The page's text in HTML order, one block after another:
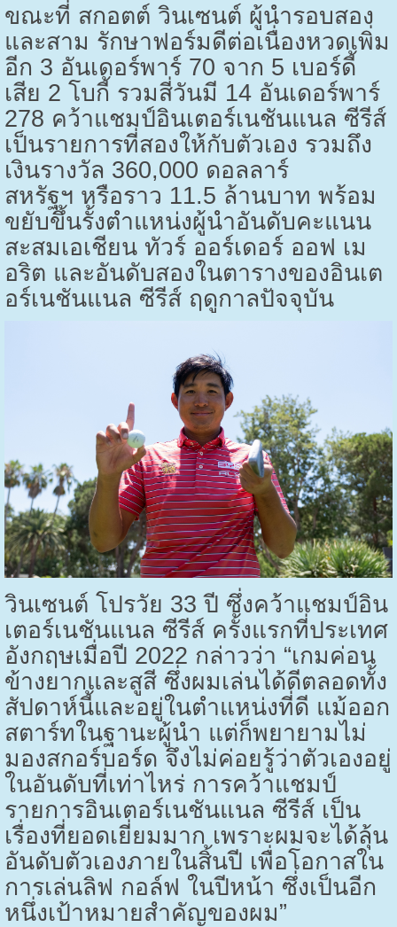
ขณะที่ สกอตต์ วินเซนต์ ผู้นำรอบสอง
และสาม รักษาฟอร์มดีต่อเนื่องหวดเพิ่ม
อีก 3 อันเดอร์พาร์ 70 จาก 5 เบอร์ดี้
เสีย 2 โบกี้ รวมสี่วันมี 14อันเดอร์พาร์
278 คว้าแชมป์อินเตอร์เนชันแนล ซีรีส์
เป็นรายการที่สองให้กับตัวเอง รวมถึง
เงินรางวัล 360,000 ดอลลาร์
สหรัฐฯ หรือราว 11.5 ล้านบาท พร้อม
ขยับขึ้นรั้งตำแหน่งผู้นำอันดับคะแนน
สะสมเอเชียน ทัวร์ ออร์เดอร์ ออฟ เม
อริต และอันดับสองในตารางของอินเต
อร์เนชันแนล ซีรีส์ ฤดูกาลปัจจุบัน
วินเซนต์ โปรวัย 33 ปี ซึ่งคว้าแชมป์อิน
เตอร์เนชันแนล ซีรีส์ ครั้งแรกที่ประเทศ
อังกฤษเมื่อปี 2022 กล่าวว่า “เกมค่อน
ข้างยากและสูสี ซึ่งผมเล่นได้ดีตลอดทั้ง
สัปดาห์นี้และอยู่ในตำแหน่งที่ดี แม้ออก
สตาร์ทในฐานะผู้นำ แต่ก็พยายามไม่
มองสกอร์บอร์ด จึงไม่ค่อยรู้ว่าตัวเองอยู่
ในอันดับที่เท่าไหร่ การคว้าแชมป์
รายการอินเตอร์เนชันแนล ซีรีส์ เป็น
เรื่องที่ยอดเยี่ยมมาก เพราะผมจะได้ลุ้น
อันดับตัวเองภายในสิ้นปี เพื่อโอกาสใน
การเล่นลิฟ กอล์ฟ ในปีหน้า ซึ่งเป็นอีก
หนึ่งเป้าหมายสำคัญของผม”